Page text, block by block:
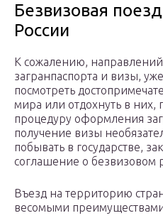
Безвизовая
России
К сожалению,
загранпаспорта и визы,
посмотреть
мира или отдохнуть в них,
процедуру оформления
получение визы
побывать в государстве,
соглашение о безвизовом
Въезд на территорию
весомыми